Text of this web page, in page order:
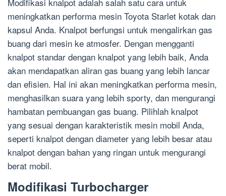
meningkatkan performa mesin Toyota Starlet kotak dan
kapsul Anda. Knalpot berfungsi untuk mengalirkan gas
buang dari mesin ke atmosfer. Dengan mengganti
knalpot standar dengan knalpot yang lebih baik, Anda
akan mendapatkan aliran gas buang yang lebih lancar
dan efisien. Hal ini akan meningkatkan performa mesin,
menghasilkan suara yang lebih sporty, dan mengurangi
hambatan pembuangan gas buang. Pilihlah knalpot
yang sesuai dengan karakteristik mesin mobil Anda,
seperti knalpot dengan diameter yang lebih besar atau
knalpot dengan bahan yang ringan untuk mengurangi
berat mobil.
Modifikasi Turbocharger